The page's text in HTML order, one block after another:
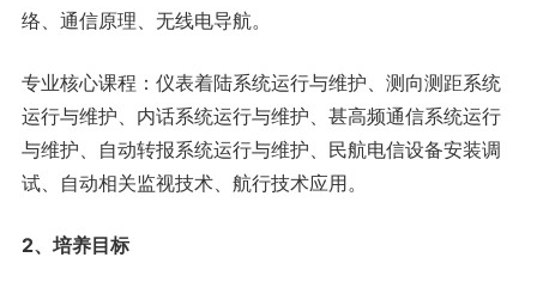
络、通信原理、无线电导航。
专业核心课程：仪表着陆系统运行与维护、测向测距系统
运行与维护、内话系统运行与维护、甚高频通信系统运行
与维护、自动转报系统运行与维护、民航电信设备安装调
试、自动相关监视技术、航行技术应用。
2、培养目标